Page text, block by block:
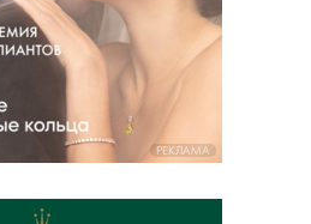
РЕКЛАМА